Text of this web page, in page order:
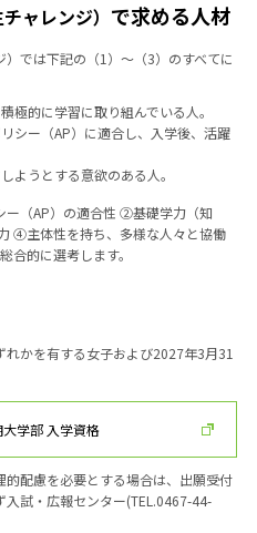
ャレンジ） で求める人材
では下記の（1）～（3）のすべてに
極的に学習に取り組んでいる人。
シー（AP）に適合し、入学後、活躍
ようとする意欲のある人。
（AP）の適合性 ②基礎学力（知
④主体性を持ち、多様な人々と協働
合的に選考します。
かを有する女子および2027年3月31
学部 入学資格
配慮を必要とする場合は、出願受付
試・広報センター(TEL.0467-44-